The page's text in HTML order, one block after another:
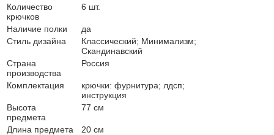
Количество
крючков
6 шт.
Наличие полки
да
Стиль дизайна
Классический; Минимализм;
Скандинавский
Страна
производства
Россия
Комплектация
крючки: фурнитура; лдсп;
инструкция
Высота
предмета
77 см
Длина предмета
20 см